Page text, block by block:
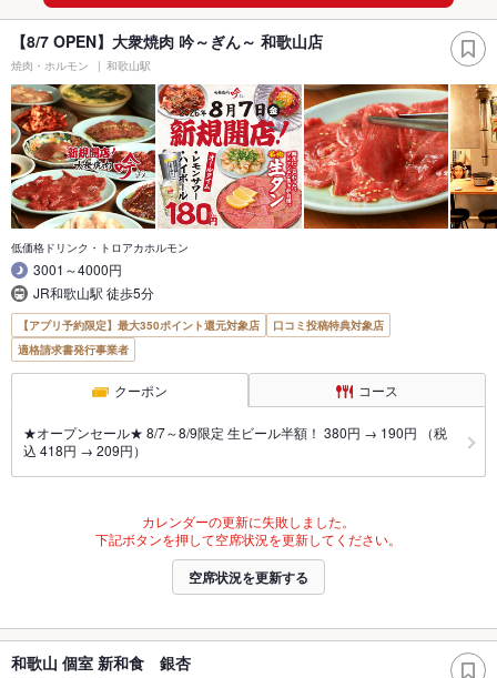
【8/7 OPEN】大衆焼肉 吟～ぎん～ 和歌山店
焼肉・ホルモン 和歌山駅
低価格ドリンク・トロアカホルモン
3001～4000円
JR和歌山駅 徒歩5分
【アプリ予約限定】最大350ポイント還元対象店
口コミ投稿特典対象店
適格請求書発行事業者
クーポン コース
★オープンセール★ 8/7～8/9限定 生ビール半額！ 380円 → 190円 （税
込 418円 → 209円）
カレンダーの更新に失敗しました。
下記ボタンを押して空席状況を更新してください。
空席状況を更新する
和歌山 個室 新和食 銀杏